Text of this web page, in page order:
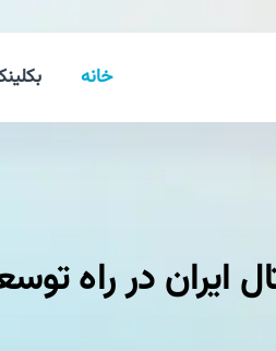
خانه بکلینک
ایران در راه